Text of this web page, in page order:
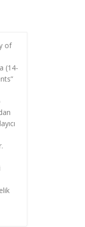
of
(14-